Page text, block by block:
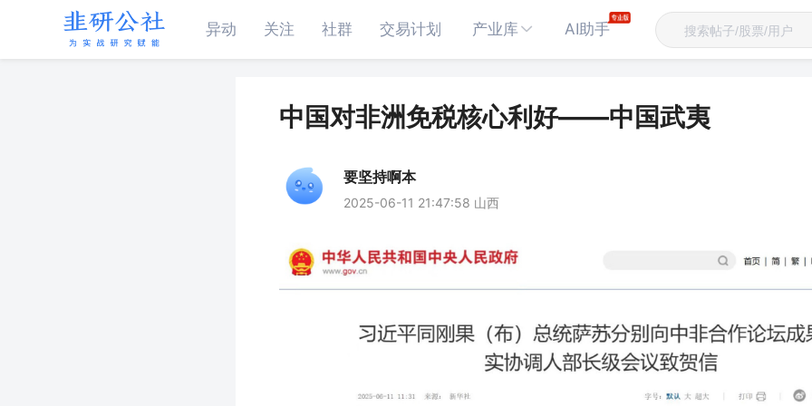
异动 关注 社群 交易计划 产业库 AI助手
中国对非洲免税核心利好——中国武夷
要坚持啊本
2025-06-11 21:47:58 山西